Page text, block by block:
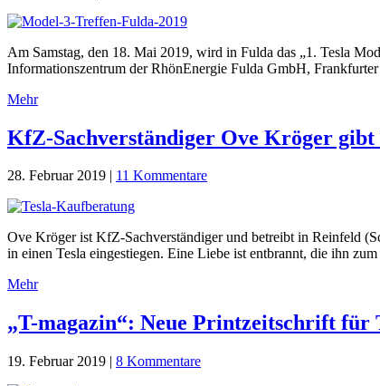
Am Samstag, den 18. Mai 2019, wird in Fulda das „1. Tesla
Informationszentrum der RhönEnergie Fulda GmbH,
Mehr
KfZ-Sachverständiger Ove Kröger
28. Februar 2019 | 11 Kommentare
Ove Kröger ist KfZ-Sachverständiger und betreibt in Reinfeld
in einen Tesla eingestiegen. Eine Liebe ist entbrannt, die ihn
Mehr
„T-magazin“: Neue Printzeitschrift
19. Februar 2019 | 8 Kommentare